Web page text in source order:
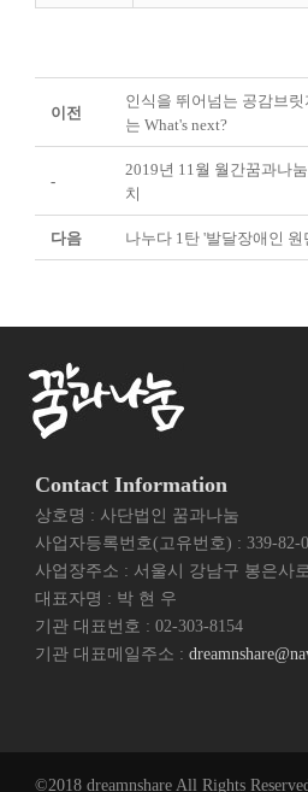
이전
인식을 뛰어넘는 공감브
는 What's next?
-
2019년 11월 월간꿈과나
치
다음 나누다 1탄 '발달장애인
Contact Information
상호명 : 사단법인 꿈과나눔
사업자등록번호(고유번호) : 339-82-
사업장주소 : 서울시 강남구 봉은사
대표자명 : 박 현 우
기관 대표번호 : 02-303-8154
기관 대표메일주소 :
©2018 dreamnshare All Rights